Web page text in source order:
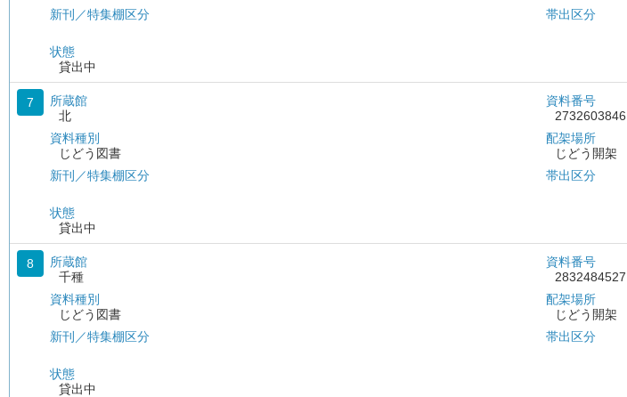
新刊／特集棚区分
状態
貸出中
帯出区分
7
所蔵館
北
資料種別
じどう図書
新刊／特集棚区分
状態
貸出中
資料番号
2732603846
配架場所
じどう開架
帯出区分
8
所蔵館
千種
資料種別
じどう図書
新刊／特集棚区分
状態
貸出中
資料番号
2832484527
配架場所
じどう開架
帯出区分